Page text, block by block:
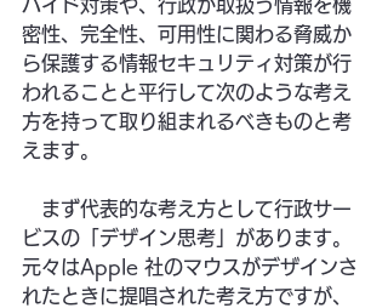
バイド対策や、行政が取扱う情報を機
密性、完全性、可用性に関わる脅威か
ら保護する情報セキュリティ対策が行
われることと平行して次のような考え
方を持って取り組まれるべきものと考
えます。
まず代表的な考え方として行政サー
ビスの「デザイン思考」があります。
元々はApple 社のマウスがデザインさ
れたときに提唱された考え方ですが、